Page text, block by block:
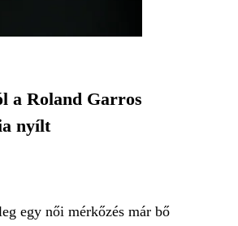
a Roland Garros
nyílt
egy női mérkőzés már bő